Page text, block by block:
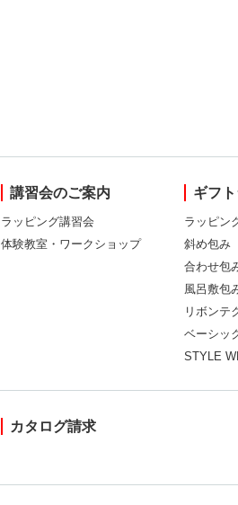
講習会のご案内
ラッピング講習会
体験教室・ワークショップ
ギフ
ラッピン
斜め包み
合わせ包
風呂敷包
リボンテ
ベーシッ
STYLE
カタログ請求